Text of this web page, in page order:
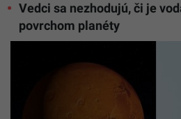
Vedci sa nezhodujú, či je
povrchom planéty